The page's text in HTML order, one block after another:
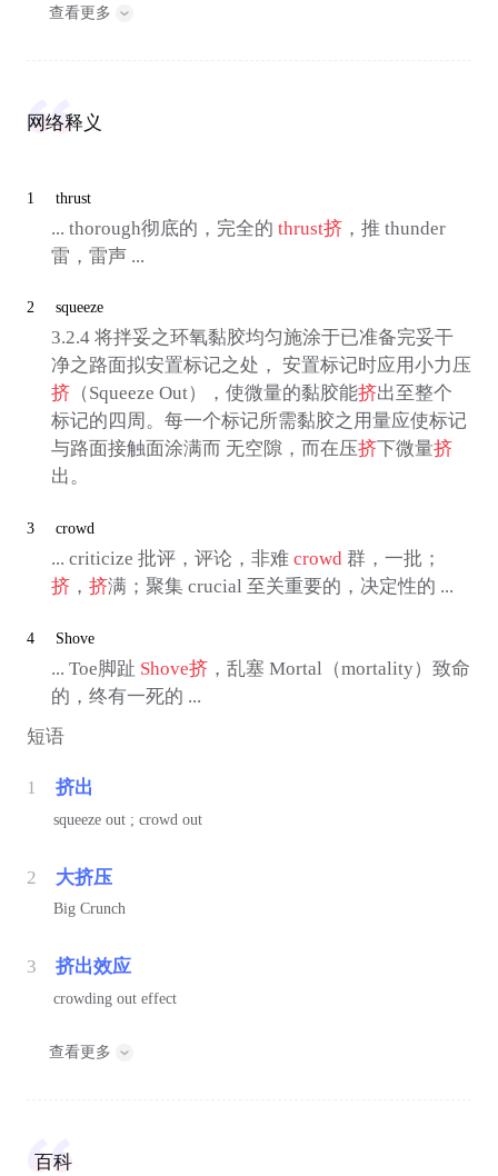
查看更多
网络释义
1 thrust
... thorough彻底的，完全的 thrust挤，推 thunder
雷，雷声 ...
2 squeeze
3.2.4 将拌妥之环氧黏胶均匀施涂于已准备完妥干
净之路面拟安置标记之处， 安置标记时应用小力压
挤（Squeeze Out），使微量的黏胶能挤出至整个
标记的四周。每一个标记所需黏胶之用量应使标记
与路面接触面涂满而 无空隙，而在压挤下微量挤
出。
3 crowd
... criticize 批评，评论，非难 crowd群，一批；
挤， 挤满；聚集 crucial 至关重要的，决定性的 ...
4 Shove
... Toe脚趾 Shove挤，乱塞 Mortal（mortality）致命
的，终有一死的 ...
短语
1 挤出
squeeze out ; crowd out
2 大挤压
Big Crunch
3 挤出效应
crowding out effect
查看更多
百科